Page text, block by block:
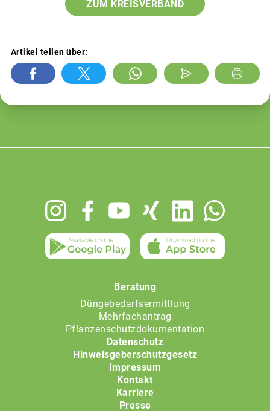
ZUM KREISVERBAND
Artikel teilen über:
Beratung
Düngebedarfsermittlung
Mehrfachantrag
Pflanzenschutzdokumentation
Datenschutz
Hinweisgeberschutzgesetz
Impressum
Kontakt
Karriere
Presse